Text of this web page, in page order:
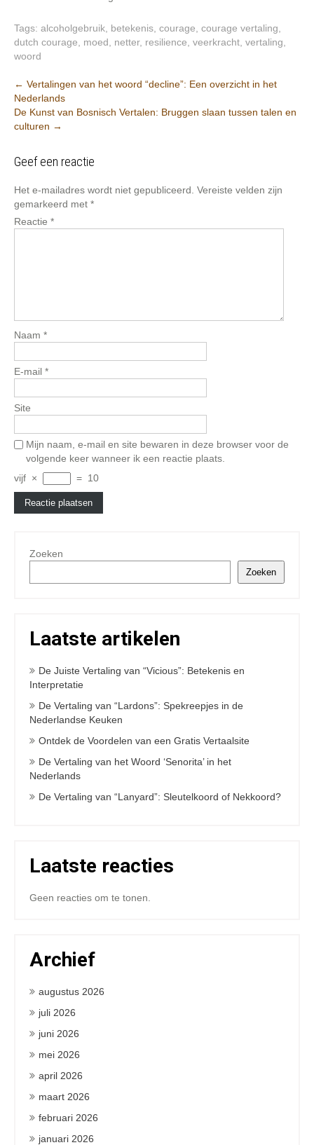
Tags: alcoholgebruik betekenis courage courage vertaling
dutch courage
moed netter, resilience veerkracht vertaling
woord
Berichtnavigatie
← Vertalingen van het woord “decline”: Een overzicht in het
Nederlands
De Kunst van Bosnisch Vertalen: Bruggen slaan tussen talen en
culturen →
Geef een reactie
Het e-mailadres wordt niet gepubliceerd. Vereiste velden zijn
gemarkeerd met *
Reactie *
Naam *
E-mail *
Site
Mijn naam, e-mail en site bewaren in deze browser voor de
volgende keer wanneer ik een reactie plaats.
vijf × = 10
Zoeken
Zoeken
Laatste artikelen
De Juiste Vertaling van “Vicious”: Betekenis en
Interpretatie
De Vertaling van “Lardons”: Spekreepjes in de
Nederlandse Keuken
Ontdek de Voordelen van een Gratis Vertaalsite
De Vertaling van het Woord ‘Senorita’ in het
Nederlands
De Vertaling van “Lanyard”: Sleutelkoord of Nekkoord?
Laatste reacties
Geen reacties om te tonen.
Archief
augustus 2026
juli 2026
juni 2026
mei 2026
april 2026
maart 2026
februari 2026
januari 2026